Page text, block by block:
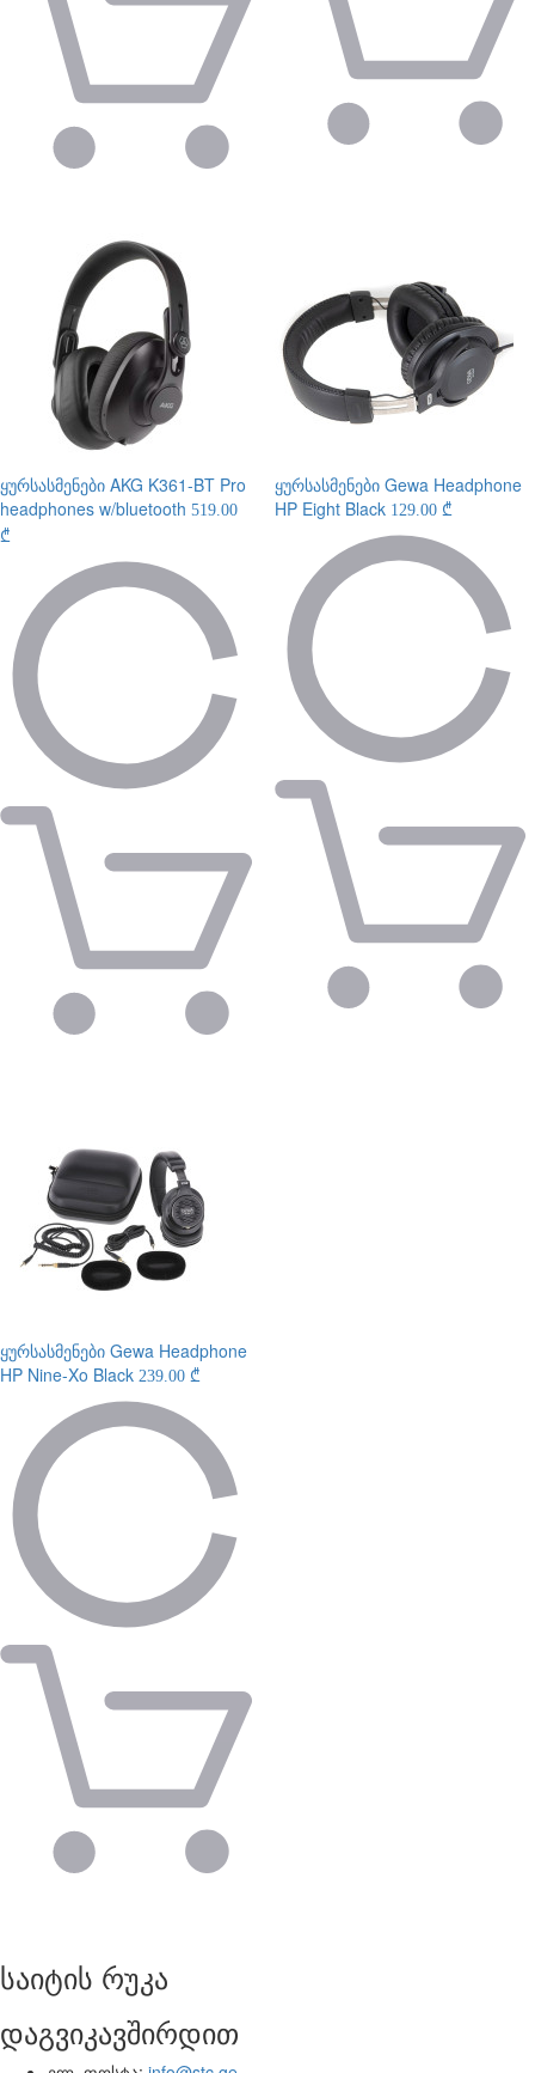
ყურსასმენები AKG K361-BT Pro
headphones w/bluetooth 519.00
₾
ყურსასმენები Gewa Headphone
HP Eight Black 129.00 ₾
ყურსასმენები Gewa Headphone
HP Nine-Xo Black 239.00 ₾
საიტის რუკა
დაგვიკავშირდით